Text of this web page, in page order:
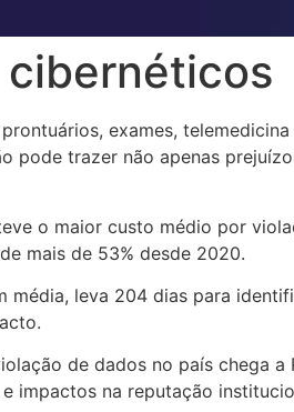
exames, telemedicina
pode trazer não apenas
o maior custo médio por
mais de 53% desde 2020.
média, leva 204 dias para
de dados no país chega a
impactos na reputação